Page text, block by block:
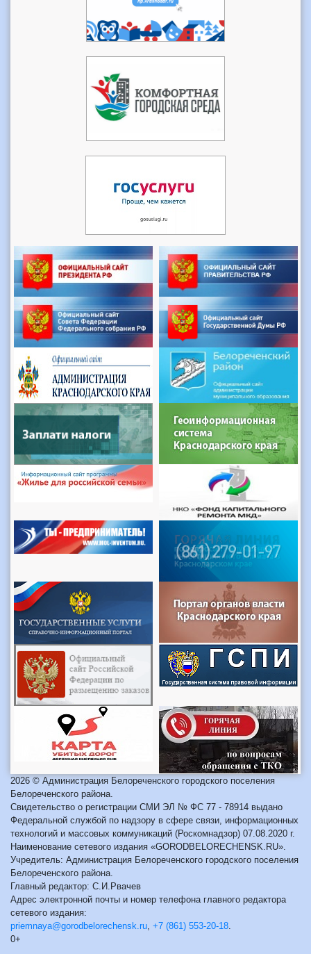
2026 © Администрация Белореченского городского поселения
Белореченского района.
Свидетельство о регистрации СМИ ЭЛ № ФС 77 - 78914 выдано
Федеральной службой по надзору в сфере связи, информационных
технологий и массовых коммуникаций (Роскомнадзор) 07.08.2020 г.
Наименование сетевого издания «GORODBELORECHENSK.RU».
Учредитель: Администрация Белореченского городского поселения
Белореченского района.
Главный редактор: С.И.Рвачев
Адрес электронной почты и номер телефона главного редактора
сетевого издания:
priemnaya@gorodbelorechensk.ru +7 (861) 553-20-18
0+